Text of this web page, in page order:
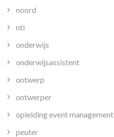
noord
nti
onderwijs
onderwijsassistent
ontwerp
ontwerper
opleiding event management
peuter